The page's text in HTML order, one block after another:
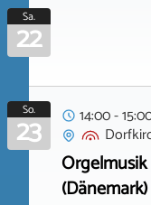
Sa.
22
So.
23
14:00 -
(Dänemark)